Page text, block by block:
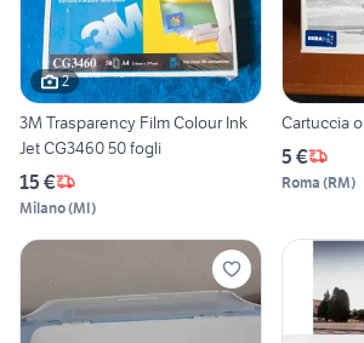
2
3M Trasparency Film Colour Ink
Jet CG3460 50 fogli
15 €
Milano(MI)
5 €
Roma (RM)